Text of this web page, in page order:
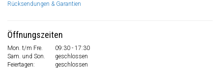
Rücksendungen & Garantien
Öffnungszeiten
Mon. t/m Fre.
09:30 - 17:30
Sam. und Son.
geschlossen
Feiertagen:
geschlossen